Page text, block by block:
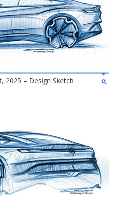
2025 – Design Sketch